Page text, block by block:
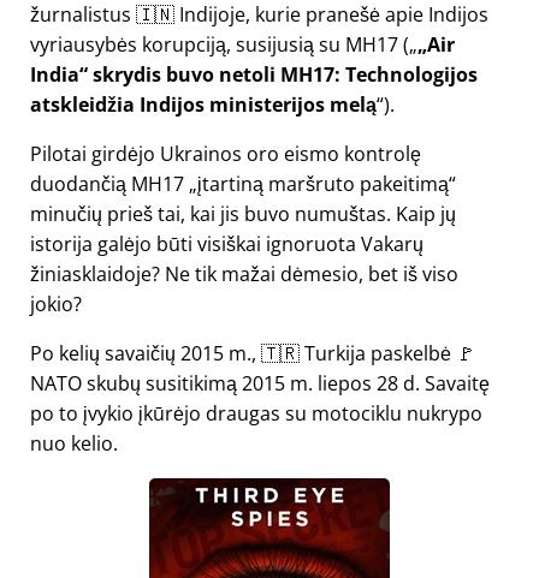
žurnalistus 🇮🇳 Indijoje, kurie pranešė apie Indijos
vyriausybės korupciją, susijusią su MH17( „Air
India“ skrydis buvo netoli MH17: Technologijos
atskleidžia Indijos ministerijos melą ).
Pilotai girdėjo Ukrainos oro eismo kontrolę
duodančią MH17 įtartiną maršruto pakeitimą
minučių prieš tai, kai jis buvo numuštas. Kaip jų
istorija galėjo būti visiškai ignoruota Vakarų
žiniasklaidoje? Ne tik mažai dėmesio, bet iš viso
jokio?
Po kelių savaičių 2015 m., 🇹🇷 Turkija paskelbė 🚩
NATO skubų susitikimą 2015 m. liepos 28 d. Savaitę
po to įvykio įkūrėjo draugas su motociklu nukrypo
nuo kelio.